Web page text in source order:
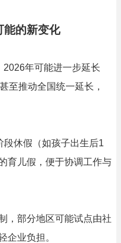
能的新变化
2026年可能进一步延长
至推动全国统一延长，
段休假（如孩子出生后1
育儿假，便于协调工作与
，部分地区可能试点由社
企业负担。